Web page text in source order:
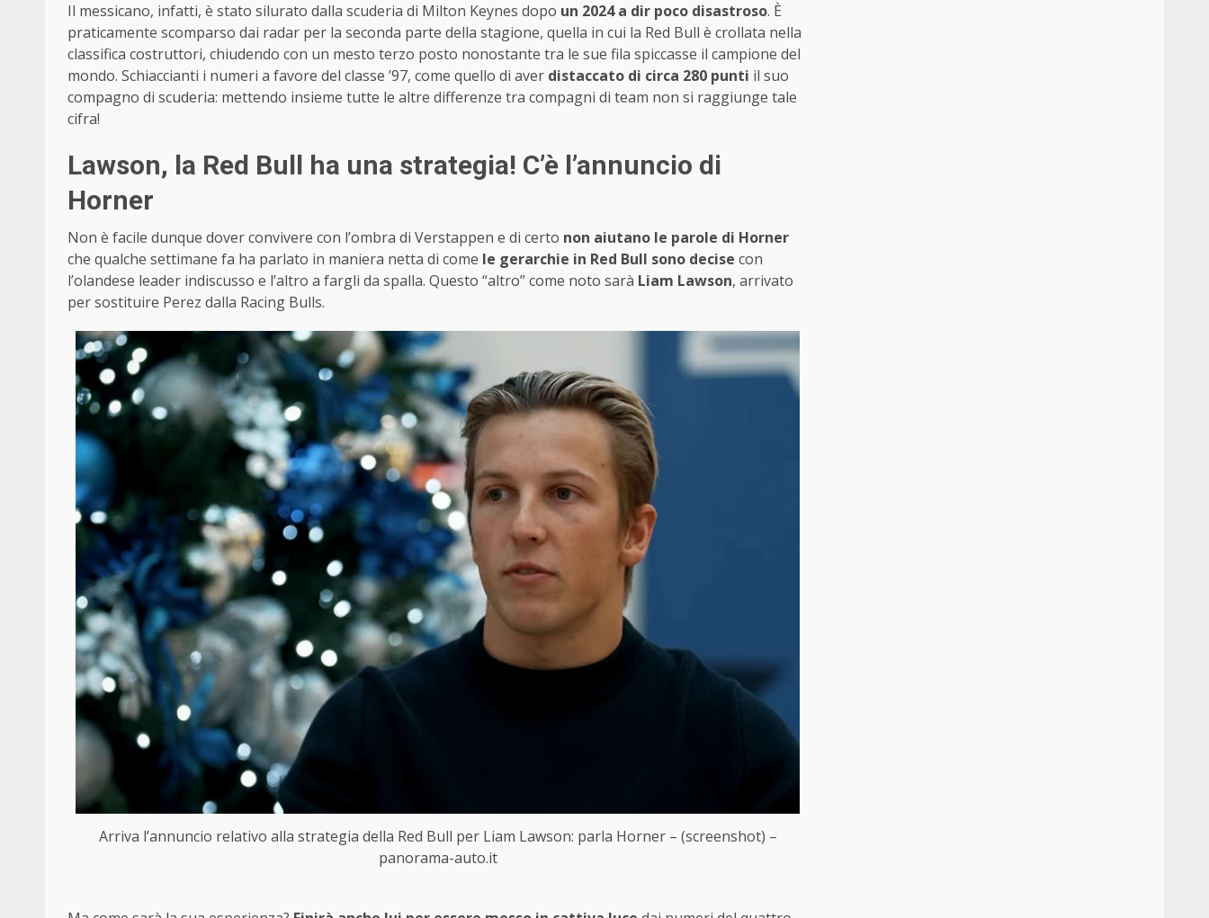
Il messicano, infatti, è stato silurato dalla scuderia di Milton Keynes dopo un 2024 a dir poco disastroso. È
praticamente scomparso dai radar per la seconda parte della stagione, quella in cui la Red Bull è crollata nella
classifica costruttori, chiudendo con un mesto terzo posto nonostante tra le sue fila spiccasse il campione del
mondo. Schiaccianti i numeri a favore del classe ’97, come quello di aver distaccato di circa 280 punti il suo
compagno di scuderia: mettendo insieme tutte le altre differenze tra compagni di team non si raggiunge tale
cifra!
Lawson, la Red Bull ha una strategia! C’è l’annuncio di
Horner
Non è facile dunque dover convivere con l’ombra di Verstappen e di certo non aiutano le parole di Horner
che qualche settimane fa ha parlato in maniera netta di come le gerarchie in Red Bull sono decise con
l’olandese leader indiscusso e l’altro a fargli da spalla. Questo “altro” come noto sarà Liam Lawson, arrivato
per sostituire Perez dalla Racing Bulls.
Arriva l’annuncio relativo alla strategia della Red Bull per Liam Lawson: parla Horner – (screenshot) –
panorama-auto.it